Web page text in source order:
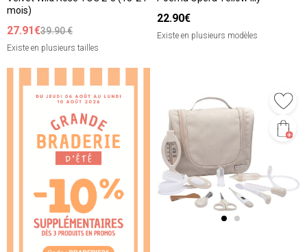
mois)
27.91€39.90 €
Existe en plusieurs tailles
22.90€
Existe en plusieurs modèles
❮ ❯